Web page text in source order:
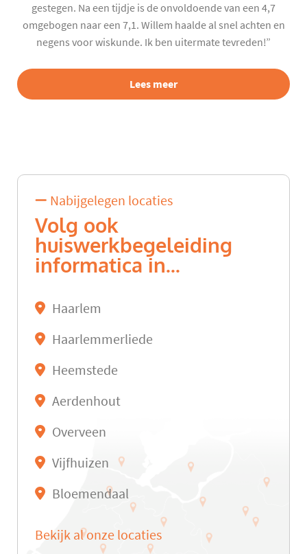
gestegen. Na een tijdje is de onvoldoende van een 4,7
omgebogen naar een 7,1. Willem haalde al snel achten en
negens voor wiskunde. Ik ben uitermate tevreden!”
Lees meer
Nabijgelegen locaties
Volg ook
huiswerkbegeleiding
informatica in...
Haarlem
Haarlemmerliede
Heemstede
Aerdenhout
Overveen
Vijfhuizen
Bloemendaal
Bekijk al onze locaties